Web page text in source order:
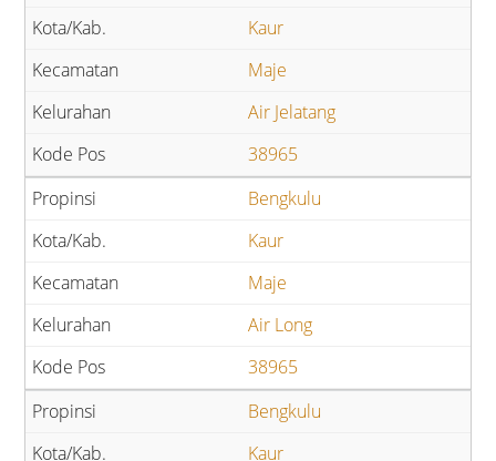
Kaur
Maje
Air Jelatang
38965
Bengkulu
Kaur
Maje
Air Long
38965
Bengkulu
Kaur